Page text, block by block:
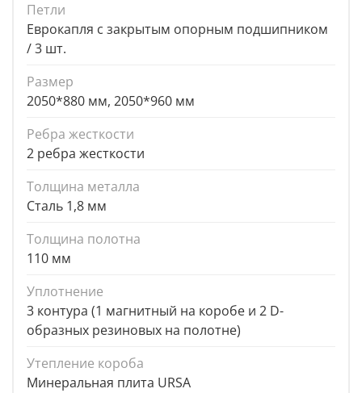
Петли
Еврокапля с закрытым опорным подшипником
/ 3 шт.
Размер
2050*880 мм, 2050*960 мм
Ребра жесткости
2 ребра жесткости
Толщина металла
Сталь 1,8 мм
Толщина полотна
110 мм
Уплотнение
3 контура (1 магнитный на коробе и 2 D-
образных резиновых на полотне)
Утепление короба
Минеральная плита URSA